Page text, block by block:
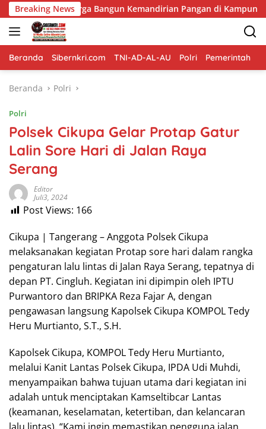
Langsung
ke
konten
Breaking News
Bangun Kemandirian Pangan di Kampung Sesor
Beranda Sibernkri.com TNI-AD-AL-AU Polri Pemerintah
Beranda Polri
Polri
Polsek Cikupa Gelar Protap Gatur
Lalin Sore Hari di Jalan Raya
Serang
Editor
Juli3, 2024
Post Views: 166
Cikupa | Tangerang – Anggota Polsek Cikupa
melaksanakan kegiatan Protap sore hari dalam rangka
pengaturan lalu lintas di Jalan Raya Serang, tepatnya di
depan PT. Cingluh. Kegiatan ini dipimpin oleh IPTU
Purwantoro dan BRIPKA Reza Fajar A, dengan
pengawasan langsung Kapolsek Cikupa KOMPOL Tedy
Heru Murtianto, S.T., S.H.
Kapolsek Cikupa, KOMPOL Tedy Heru Murtianto,
melalui Kanit Lantas Polsek Cikupa, IPDA Udi Muhdi,
menyampaikan bahwa tujuan utama dari kegiatan ini
adalah untuk menciptakan Kamseltibcar Lantas
(keamanan, keselamatan, ketertiban, dan kelancaran